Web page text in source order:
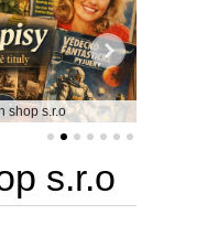
s.r.o
s.r.o